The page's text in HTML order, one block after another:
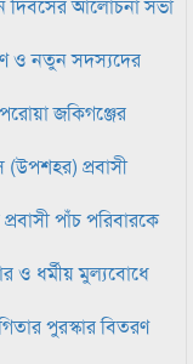
ও নতুন সদস্যদের
জকিগঞ্জের
(উপশহর) প্রবাসী
পাঁচ পরিবারকে
ও ধর্মীয় মুল্যবোধে
পুরস্কার বিতরণ